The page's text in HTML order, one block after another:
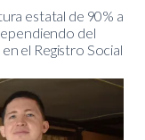
estatal de 90% a
del
el Registro Social